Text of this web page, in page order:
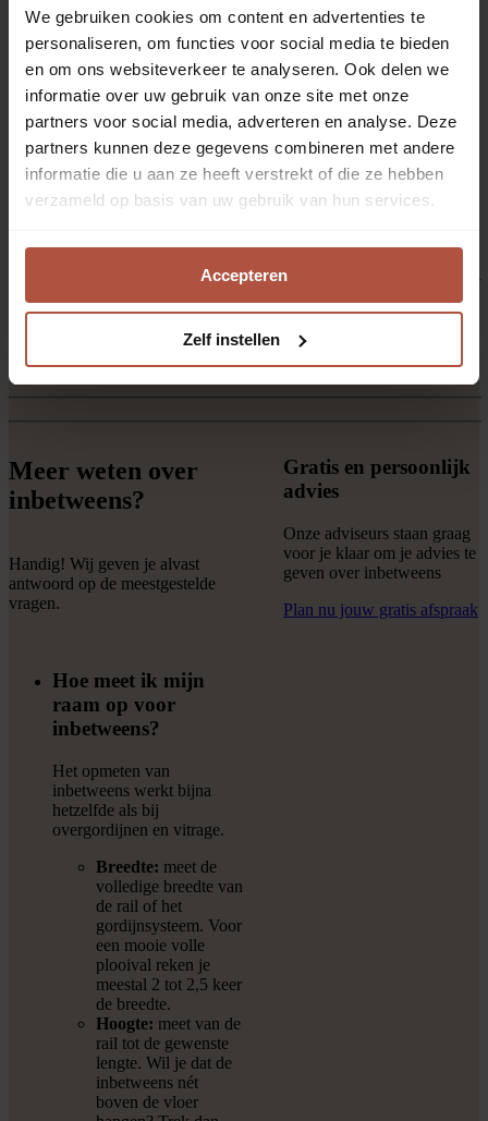
We gebruiken cookies om content en advertenties te
personaliseren, om functies voor social media te bieden
en om ons websiteverkeer te analyseren. Ook delen we
informatie over uw gebruik van onze site met onze
partners voor social media, adverteren en analyse. Deze
partners kunnen deze gegevens combineren met andere
informatie die u aan ze heeft verstrekt of die ze hebben
verzameld op basis van uw gebruik van hun services.
Accepteren
Zelf instellen
privacy
Zacht en sfeervol,
met een moderne
uitstraling
Filtert daglicht op
een prettige manier
Verkrijgbaar in veel
stoffen, kleuren en
structuren
Geschikt voor
vrijwel elke ruimte
Zelf plaatsen of vakkundig laten plaatsen.
Meer weten over
inbetweens?
Handig! Wij geven je alvast
antwoord op de meestgestelde
vragen.
Hoe meet ik mijn
raam op voor
inbetweens?
Het opmeten van
inbetweens werkt bijna
hetzelfde als bij
overgordijnen en vitrage.
Breedte: meet de
volledige breedte van
de rail of het
gordijnsysteem. Voor
een mooie volle
plooival reken je
meestal 2 tot 2,5 keer
de breedte.
Hoogte: meet van de
rail tot de gewenste
lengte. Wil je dat de
inbetweens nét
boven de vloer
Gratis en persoonlijk
advies
Onze adviseurs staan graag
voor je klaar om je advies te
geven over inbetweens
Plan nu jouw gratis afspraak